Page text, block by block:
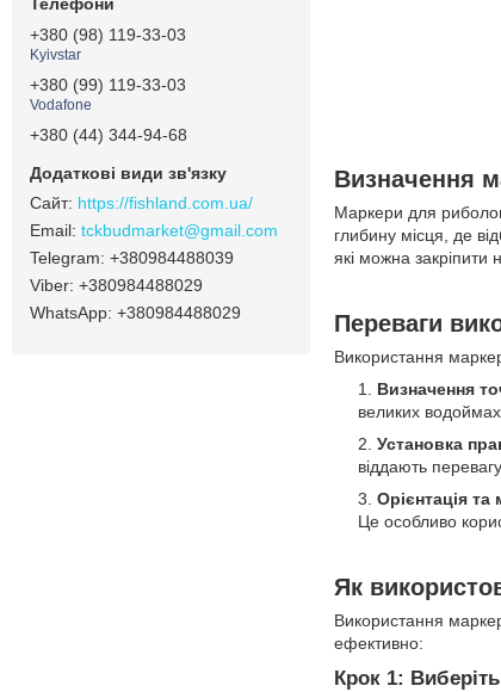
Визначення
Маркери для
глибину місця, де
які можна закріпити
Переваги
Використання
Визначення
великих
Установка
віддають
Орієнтація
Це особливо
Як
Використання
ефективно:
Крок 1:
+380 (98) 119-33-03
Kyivstar
+380 (99) 119-33-03
Vodafone
+380 (44) 344-94-68
https://fishland.com.ua/
tckbudmarket@gmail.com
+380984488039
+380984488029
+380984488029